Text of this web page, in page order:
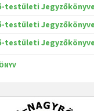
testületi
testületi
testületi